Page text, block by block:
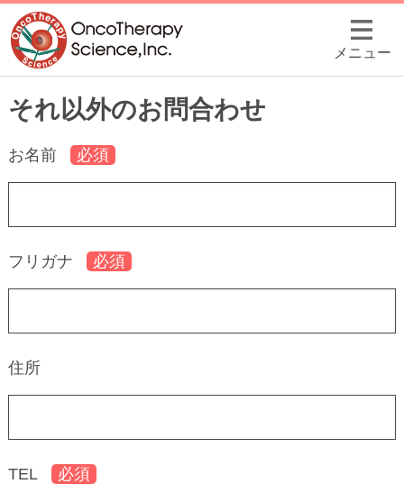
メニュー
それ以外のお問合わせ
お名前
フリガナ
住所
TEL